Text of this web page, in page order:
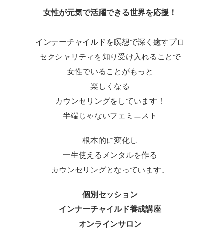
女性が元気で活躍できる世界を応援！
インナーチャイルドを瞑想で深く癒すプロ
セクシャリティを知り受け入れることで
女性でいることがもっと
楽しくなる
カウンセリングをしています！
半端じゃないフェミニスト
根本的に変化し
一生使えるメンタルを作る
カウンセリングとなっています。
個別セッション
インナーチャイルド養成講座
オンラインサロン